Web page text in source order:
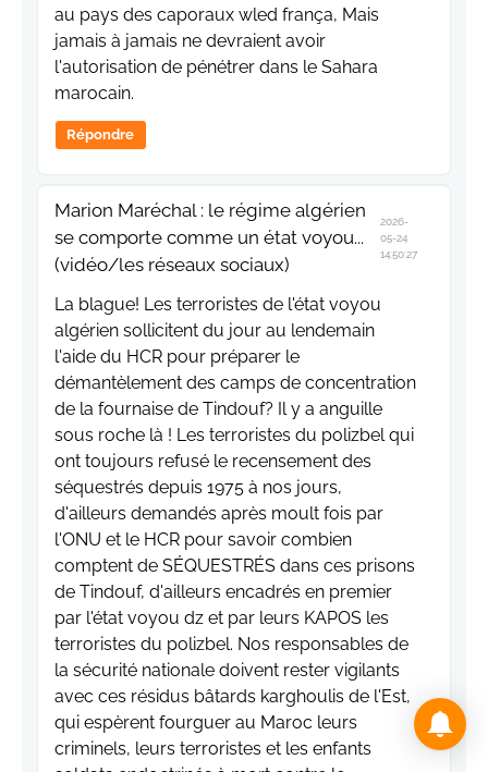
au pays des caporaux wled frança, Mais
jamais à jamais ne devraient avoir
l'autorisation de pénétrer dans le Sahara
marocain.
Répondre
Marion Maréchal : le régime algérien
se comporte comme un état voyou...
(vidéo/les réseaux sociaux)
2026-
05-24
14:50:27
La blague! Les terroristes de l'état voyou
algérien sollicitent du jour au lendemain
l'aide du HCR pour préparer le
démantèlement des camps de concentration
de la fournaise de Tindouf? Il y a anguille
sous roche là ! Les terroristes du polizbel qui
ont toujours refusé le recensement des
séquestrés depuis 1975 à nos jours,
d'ailleurs demandés après moult fois par
l'ONU et le HCR pour savoir combien
comptent de SÉQUESTRÉS dans ces prisons
de Tindouf, d'ailleurs encadrés en premier
par l'état voyou dz et par leurs KAPOS les
terroristes du polizbel. Nos responsables de
la sécurité nationale doivent rester vigilants
avec ces résidus bâtards karghoulis de l'Est,
qui espèrent fourguer au Maroc leurs
criminels, leurs terroristes et les enfants